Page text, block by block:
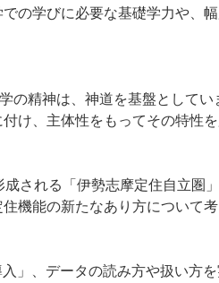
での学びに必要な基礎学力や、
の精神は、神道を基盤として
け、主体性をもってその特性
される「伊勢志摩定住自立圏
機能の新たなあり方について
」、データの読み方や扱い方